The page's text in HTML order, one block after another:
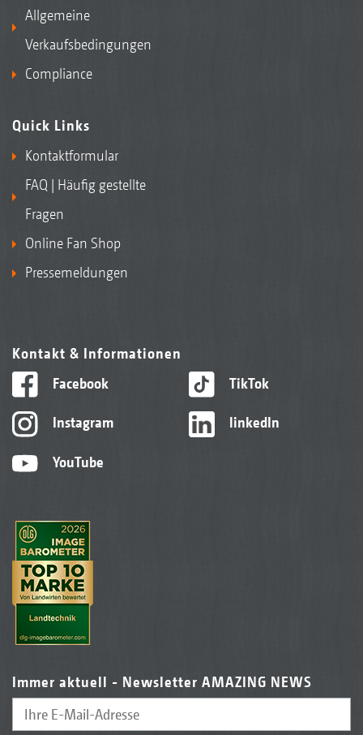
Allgemeine
Verkaufsbedingungen
Compliance
Quick Links
Kontaktformular
FAQ | Häufig gestellte
Fragen
Online Fan Shop
Pressemeldungen
Kontakt & Informationen
Facebook
Instagram
YouTube
TikTok
linkedIn
Immer aktuell - Newsletter AMAZING NEWS